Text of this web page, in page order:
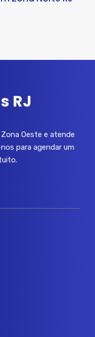
RJ
Oeste e atende
para agendar um